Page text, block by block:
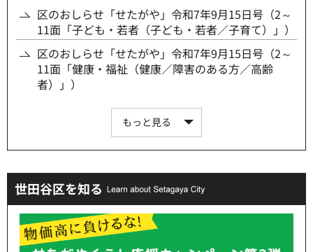
区のおしらせ「せたがや」令和7年9月15日号（2～
11面「子ども・若者（子ども・若者／子育て）」）
区のおしらせ「せたがや」令和7年9月15日号（2～
11面「健康・福祉（健康／障害のある方／高齢
者）」）
もっと見る
世田谷区を知る